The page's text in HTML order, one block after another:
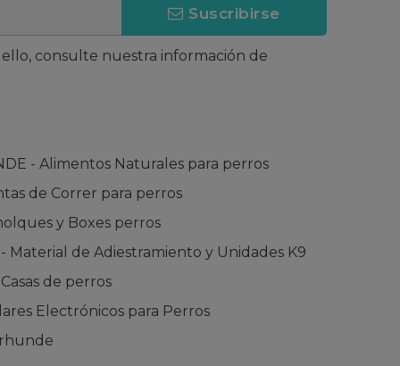
Suscribirse
consulte nuestra información de
- Alimentos Naturales para perros
de Correr para perros
y Boxes perros
Material de Adiestramiento y Unidades K9
de perros
Electrónicos para Perros